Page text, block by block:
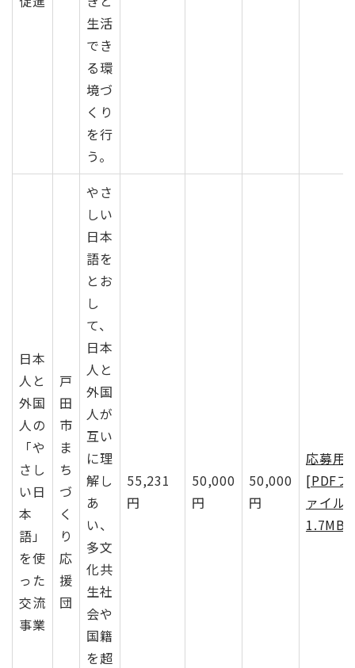
生活
でき
る環
境づ
くり
を行
う。
日本
人と
外国
人の
「や
さし
い日
本
語」
を使
った
交流
事業
戸
田
市
ま
ち
づ
く
り
応
援
団
やさ
しい
日本
語を
とお
し
て、
日本
人と
外国
人が
互い
に理
解し
あ
い、
多文
化共
生社
会や
国籍
を超
55,231
円
50,000
円
50,000
円
応募用
[PDFフ
ァイル
1.7MB]